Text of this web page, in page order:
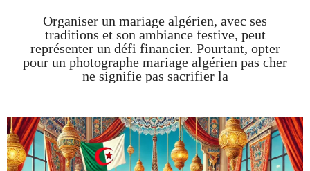
Organiser un mariage algérien, avec ses
traditions et son ambiance festive, peut
représenter un défi financier. Pourtant, opter
pour un photographe mariage algérien pas cher
ne signifie pas sacrifier la